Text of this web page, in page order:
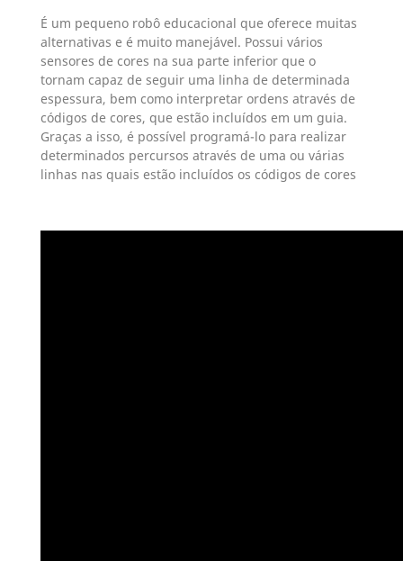
É um pequeno robô educacional que oferece muitas
alternativas e é muito manejável. Possui vários
sensores de cores na sua parte inferior que o
tornam capaz de seguir uma linha de determinada
espessura, bem como interpretar ordens através de
códigos de cores, que estão incluídos em um guia.
Graças a isso, é possível programá-lo para realizar
determinados percursos através de uma ou várias
linhas nas quais estão incluídos os códigos de cores